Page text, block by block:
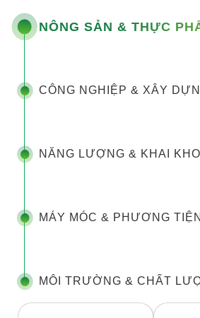
NÔNG SẢN & THỰC
CÔNG NGHIỆP & XÂY
NĂNG LƯỢNG & KHAI
MÁY MÓC & PHƯƠNG TIỆN
MÔI TRƯỜNG & CHẤT